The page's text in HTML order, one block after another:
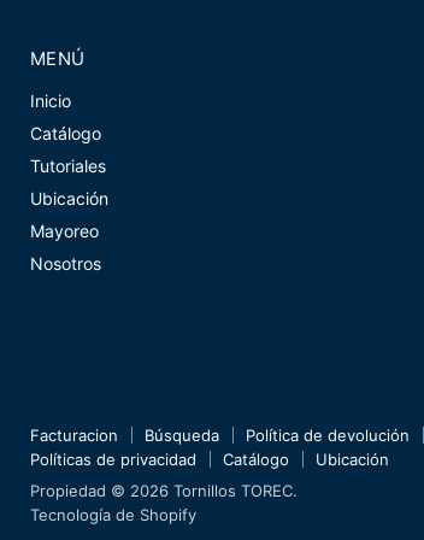
MENÚ
Inicio
Catálogo
Tutoriales
Ubicación
Mayoreo
Nosotros
Facturacion Búsqueda Política de devolución
Políticas de privacidad
Catálogo
Ubicación
Propiedad © 2026 Tornillos TOREC.
Tecnología de Shopify